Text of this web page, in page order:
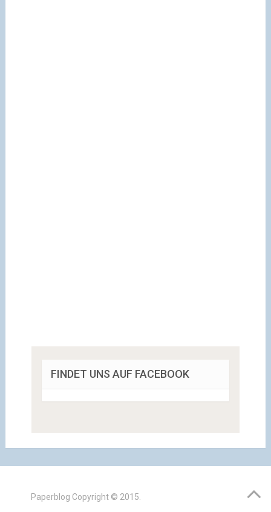
FINDET UNS AUF FACEBOOK
Paperblog Copyright © 2015.